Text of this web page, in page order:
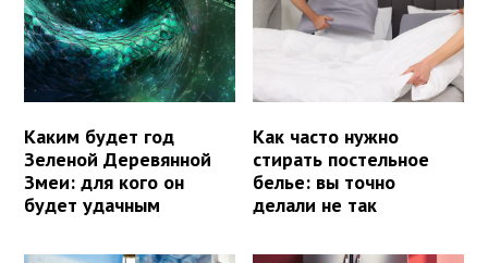
Каким будет год
Зеленой Деревянной
Змеи: для кого он
будет удачным
Как часто нужно
стирать постельное
белье: вы точно
делали не так